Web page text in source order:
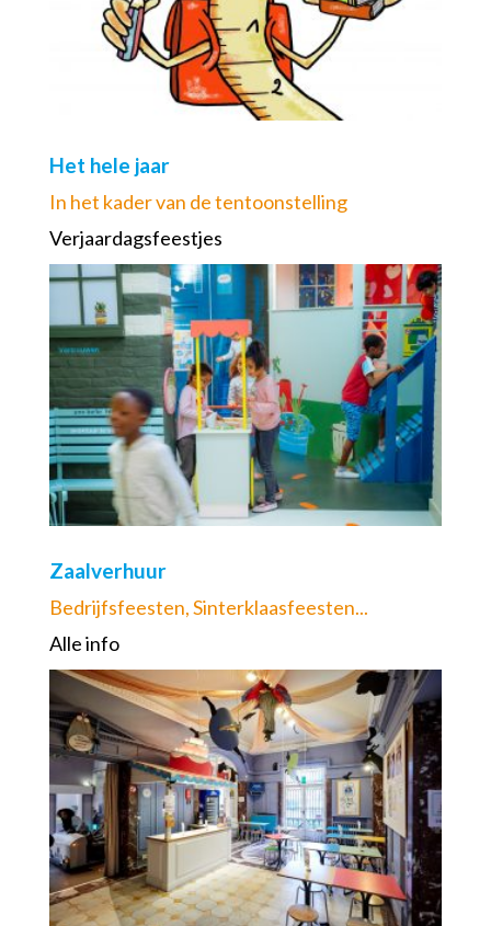
Het hele jaar
In het kader van de tentoonstelling
Verjaardagsfeestjes
Zaalverhuur
Bedrijfsfeesten, Sinterklaasfeesten...
Alle info